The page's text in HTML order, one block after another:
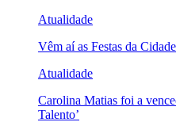
Atualidade
Vêm aí as Festas da Cidade
Atualidade
Carolina Matias foi a
Talento’